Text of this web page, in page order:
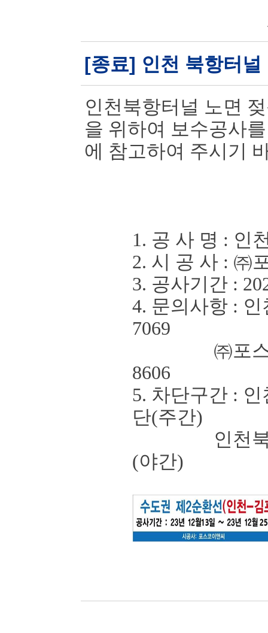
[종료] 인천 북항터
인천북항터널 노면
을 위하여 보수공사
에 참고하여 주시기
1. 공 사 명 : 인
2. 시 공 사 : ㈜
3. 공사기간 :
4. 문의사항 :
7069
㈜포
8606
5. 차단구간 :
단(주간)
인천북항
(야간)